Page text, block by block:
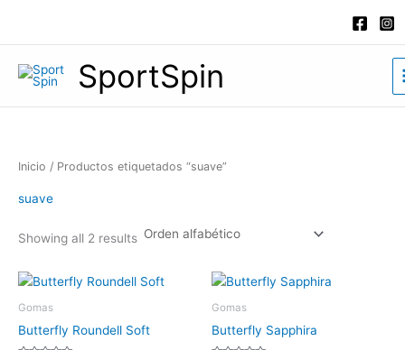
contenido
SportSpin
Inicio / Productos etiquetados “suave”
suave
Showing all 2 results
Gomas
Butterfly Roundell Soft
Gomas
Butterfly Sapphira